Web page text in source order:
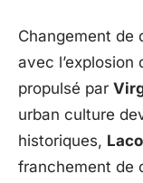
Changement de
avec
propulsé par
urban culture
historiques,
franchement de